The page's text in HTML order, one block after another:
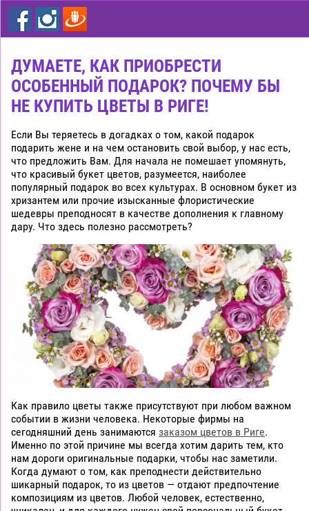
цветы
дешево
Рига
ДУМАЕТЕ, КАК ПРИОБРЕСТИ
ОСОБЕННЫЙ ПОДАРОК? ПОЧЕМУ БЫ
НЕ КУПИТЬ ЦВЕТЫ В РИГЕ!
Если Вы теряетесь в догадках о том, какой подарок
подарить жене и на чем остановить свой выбор, у нас есть,
что предложить Вам. Для начала не помешает упомянуть,
что красивый букет цветов, разумеется, наиболее
популярный подарок во всех культурах. В основном букет из
хризантем или прочие изысканные флористические
шедевры преподносят в качестве дополнения к главному
дару. Что здесь полезно рассмотреть?
Как правило цветы также присутствуют при любом важном
событии в жизни человека. Некоторые фирмы на
сегодняшний день занимаются заказом цветов в Риге.
Именно по этой причине мы всегда хотим дарить тем, кто
нам дороги оригинальные подарки, чтобы нас заметили.
Когда думают о том, как преподнести действительно
шикарный подарок, то из цветов — отдают предпочтение
композициям из цветов. Любой человек, естественно,